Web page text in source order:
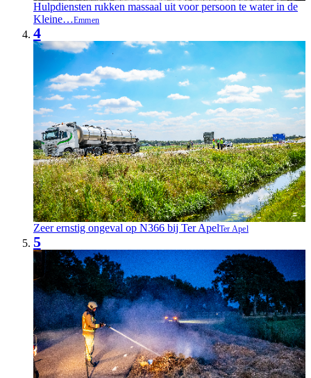
Hulpdiensten rukken massaal uit voor persoon te water in de
Kleine…Emmen
4
Zeer ernstig ongeval op N366 bij Ter ApelTer Apel
5